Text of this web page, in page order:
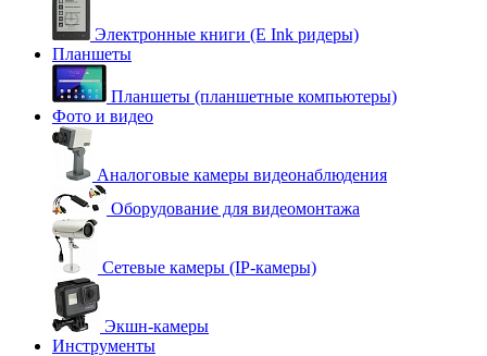
Электронные книги (E Ink ридеры)
Планшеты
Планшеты (планшетные компьютеры)
Фото и видео
Аналоговые камеры видеонаблюдения
Оборудование для видеомонтажа
Сетевые камеры (IP-камеры)
Экшн-камеры
Инструменты